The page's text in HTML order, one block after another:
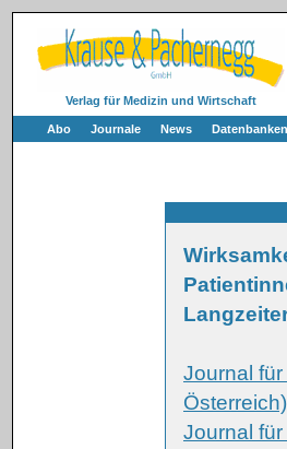
Verlag für Medizin und Wirtschaft
Abo Journale News Datenbanken
Journal
Österreich)
Journal